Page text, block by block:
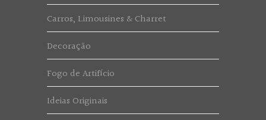
Carros, Limousines & Charret
Decoração
Fogo de Artifício
Ideias Originais